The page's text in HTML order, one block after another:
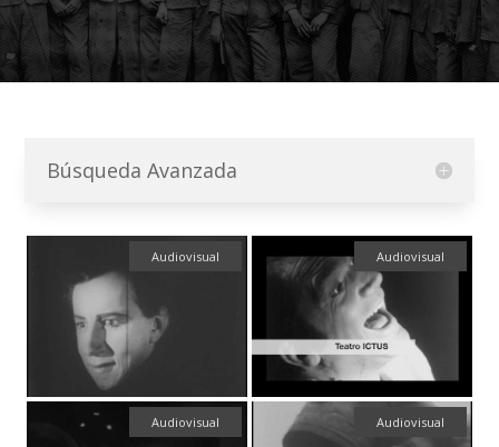
Búsqueda Avanzada
Audiovisual Audiovisual
Audiovisual Audiovisual